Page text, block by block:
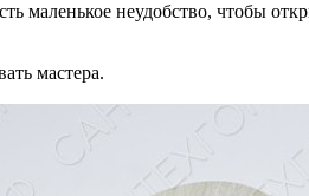
маленькое неудобство, чтобы
мастера.